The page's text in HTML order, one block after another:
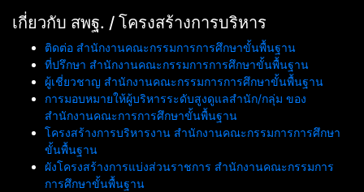
เกี่ยวกับ สพฐ. / โครงสร้างการบริหาร
ติดต่อ สำนักงานคณะกรรมการการศึกษาขั้นพื้นฐาน
ที่ปรึกษา สำนักงานคณะกรรมการการศึกษาขั้นพื้นฐาน
ผู้เชี่ยวชาญ สำนักงานคณะกรรมการการศึกษาขั้นพื้นฐาน
การมอบหมายให้ผู้บริหารระดับสูงดูแลสำนัก/กลุ่ม ของ
สำนักงานคณะการการศึกษาขั้นพื้นฐาน
โครงสร้างการบริหารงาน สำนักงานคณะกรรมการการศึกษา
ขั้นพื้นฐาน
ผังโครงสร้างการแบ่งส่วนราชการ สำนักงานคณะกรรมการ
การศึกษาขั้นพื้นฐาน